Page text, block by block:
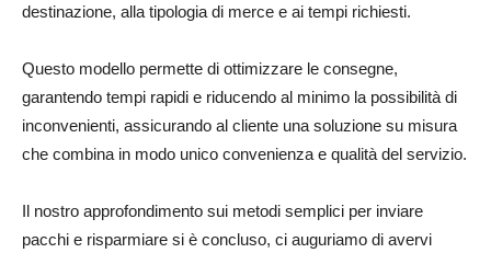
destinazione, alla tipologia di merce e ai tempi richiesti.
Questo modello permette di ottimizzare le consegne,
garantendo tempi rapidi e riducendo al minimo la possibilità di
inconvenienti, assicurando al cliente una soluzione su misura
che combina in modo unico convenienza e qualità del servizio.
Il nostro approfondimento sui metodi semplici per inviare
pacchi e risparmiare si è concluso, ci auguriamo di avervi